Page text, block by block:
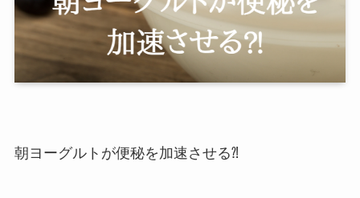
朝ヨーグルトが便秘を加速させる⁈